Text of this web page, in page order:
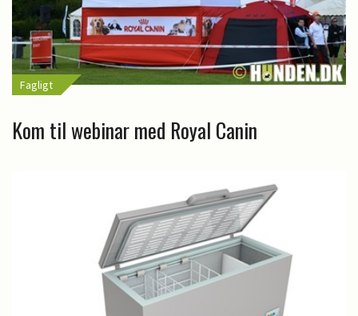
Fagligt
Kom til webinar med Royal Canin